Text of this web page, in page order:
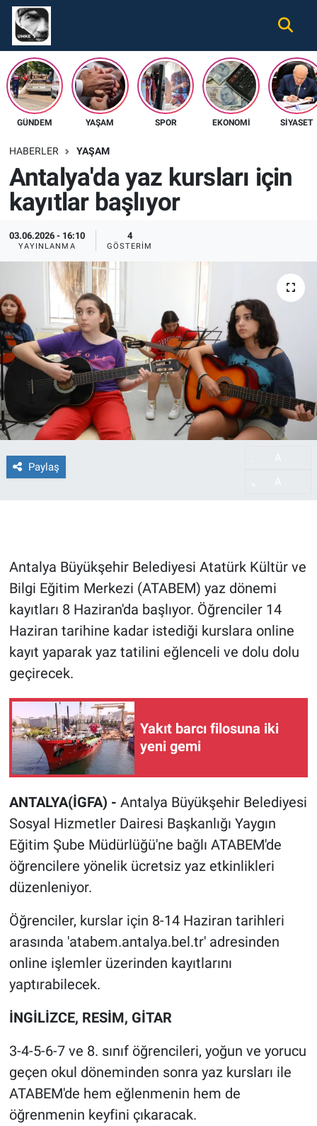
GÜNDEM YAŞAM SPOR EKONOMI SIYASET
HABERLER YAŞAM
Antalya'da yaz kursları için
kayıtlar başlıyor
03.06.2026 - 16:10
YAYINLANMA
4
GÖSTERIM
Paylaş
Antalya Büyükşehir Belediyesi Atatürk Kültür ve
Bilgi Eğitim Merkezi (ATABEM) yaz dönemi
kayıtları 8 Haziran'da başlıyor. Öğrenciler 14
Haziran tarihine kadar istediği kurslara online
kayıt yaparak yaz tatilini eğlenceli ve dolu dolu
geçirecek.
Yakıt barcı filosuna iki
yeni gemi
ANTALYA(İGFA) - Antalya Büyükşehir Belediyesi
Sosyal Hizmetler Dairesi Başkanlığı Yaygın
Eğitim Şube Müdürlüğü'ne bağlı ATABEM'de
öğrencilere yönelik ücretsiz yaz etkinlikleri
düzenleniyor.
Öğrenciler, kurslar için 8-14 Haziran tarihleri
arasında 'atabem.antalya.bel.tr' adresinden
online işlemler üzerinden kayıtlarını
yaptırabilecek.
İNGİLİZCE, RESİM, GİTAR
3-4-5-6-7 ve 8. sınıf öğrencileri, yoğun ve yorucu
geçen okul döneminden sonra yaz kursları ile
ATABEM'de hem eğlenmenin hem de
öğrenmenin keyfini çıkaracak.
Gündem
Ekonomi
Spor
Tüm Haberler
İletişim
Künye
Nöbetçi Eczaneler
Hava Durumu
Namaz Vakitleri
Süper Lig Puan Durumu ve Fikstür
Tüm Manşetler
Son Dakika Haberleri
Haber Arşivi